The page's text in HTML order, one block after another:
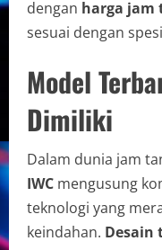
dengan harga jam
sesuai dengan
Model
Dimiliki
Dalam dunia jam
IWC mengusung
teknologi yang
keindahan. Desain